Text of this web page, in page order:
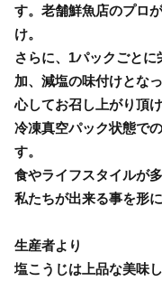
す。老舗鮮魚店のプロ
け。
さらに、1パックごと
加、減塩の味付けとな
心してお召し上がり頂け
冷凍真空パック状態で
す。
食やライフスタイルが
私たちが出来る事を形
生産者より
塩こうじは上品な美味